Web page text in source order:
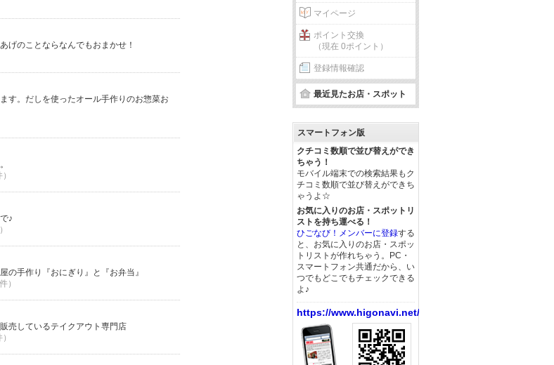
げのことならなんでもおまかせ！
す。だしを使ったオール手作りのお惣菜お
♪
の手作り『おにぎり』と『お弁当』
）
売しているテイクアウト専門店
マイページ
ポイント交換
（現在 0ポイント）
登録情報確認
最近見たお店・スポット
スマートフォン版
クチコミ数順で並び替えができ
ちゃう！
モバイル端末での検索結果もク
チコミ数順で並び替えができち
ゃうよ☆
お気に入りのお店・スポットリ
ストを持ち運べる！
ひごなび！メンバーに登録する
と、お気に入りのお店・スポッ
トリストが作れちゃう。PC・
スマートフォン共通だから、い
つでもどこでもチェックできる
よ♪
https://www.higonavi.net/